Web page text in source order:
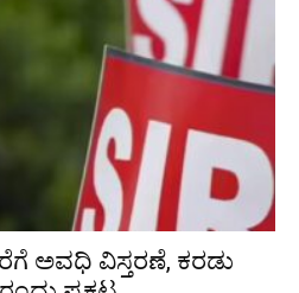
ಅವಧಿ ವಿಸ್ತರಣೆ, ಕರಡು